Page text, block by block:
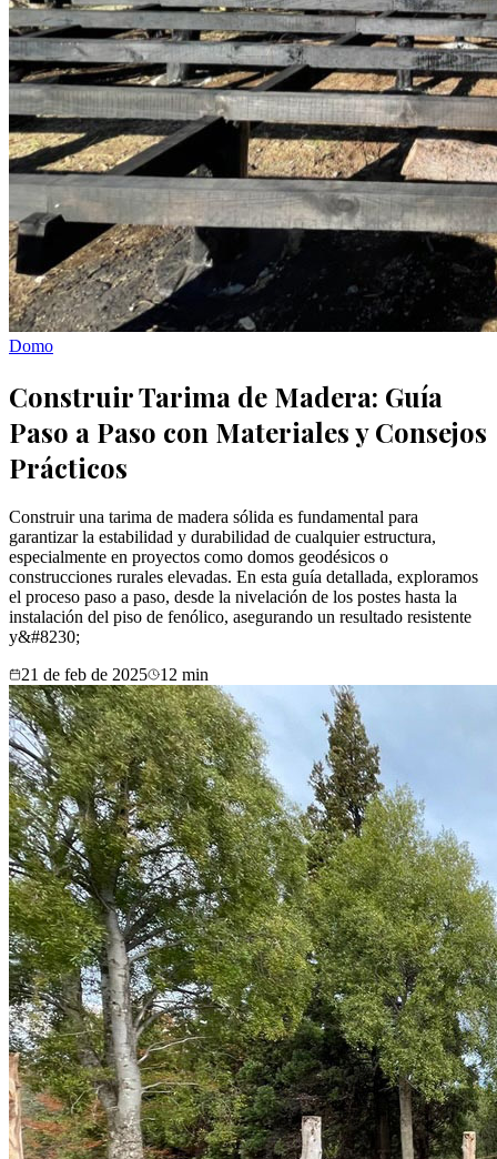
Domo
Construir Tarima de Madera: Guía
Paso a Paso con Materiales y Consejos
Prácticos
Construir una tarima de madera sólida es fundamental para
garantizar la estabilidad y durabilidad de cualquier estructura,
especialmente en proyectos como domos geodésicos o
construcciones rurales elevadas. En esta guía detallada, exploramos
el proceso paso a paso, desde la nivelación de los postes hasta la
instalación del piso de fenólico, asegurando un resultado resistente
y&#8230;
21 de feb de 2025
12 min